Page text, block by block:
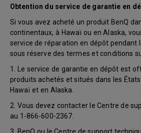
Obtention du service de garantie en
Si vous avez acheté un produit BenQ
continentaux, à Hawaï ou en Alaska,
service de réparation en dépôt pendant
sous réserve des termes et conditions
1. Le service de garantie en dépôt est
produits achetés et situés dans les
Hawaï et en Alaska.
2. Vous devez contacter le Centre de
au 1-866-600-2367.